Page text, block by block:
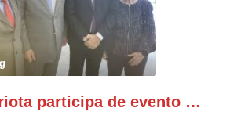
de Sete de Setembro, na
em Brasília. Este ano, o governo
cadeiras e coberturas, para 30.000
de Patriotas Brasileiros
na Esplanada. Eu, Lula e os
Gonzaga Patriota participa de evento em prol do desenvolvimento do Nordeste